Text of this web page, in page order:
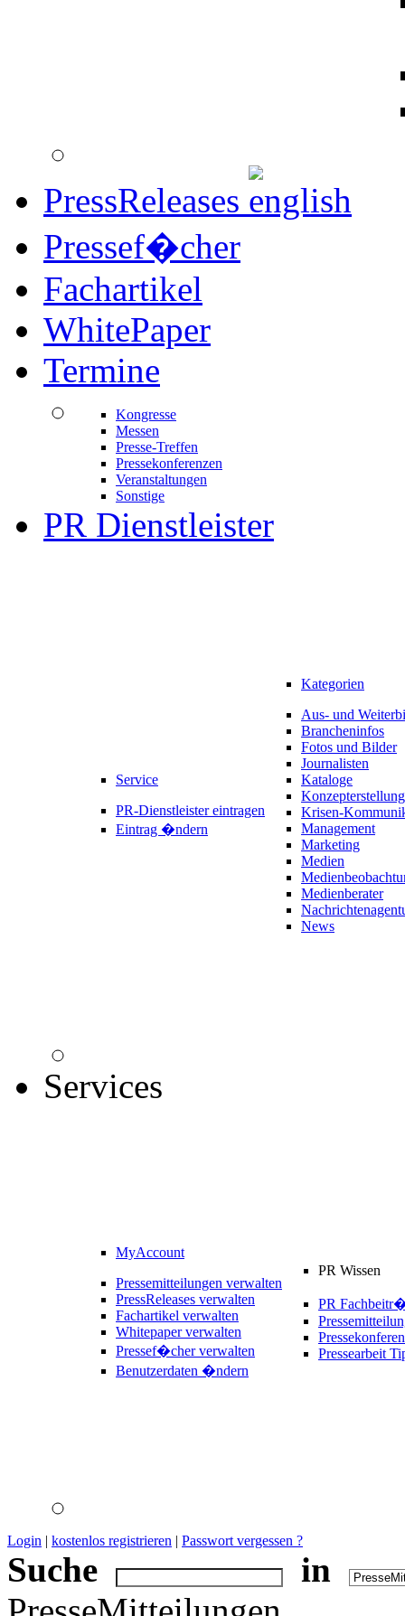
PressReleases
Pressef�cher
Fachartikel
WhitePaper
Termine
Kongresse
Messen
Presse-Treffen
Pressekonferenzen
Veranstaltungen
Sonstige
PR Dienstleister
Service
PR-Dienstleister eintragen
Eintrag �ndern
Kategorien
Aus- und
Brancheninfos
Fotos und Bilder
Journalisten
Kataloge
Konzepterstellung
Krisen-
Management
Marketing
Medien
Medienberater
News
Services
MyAccount
Pressemitteilungen verwalten
PressReleases verwalten
Fachartikel verwalten
Whitepaper verwalten
Pressef�cher verwalten
Benutzerdaten �ndern
PR Wissen
PR
Pressearbeit
Login | kostenlos registrieren | Passwort vergessen ?
Suche
in